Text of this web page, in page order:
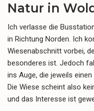
Natur in
Ich verlasse die
in Richtung Norden. Ich
Wiesenabschnitt vorbei,
besonderes ist. Jedoch
ins Auge, die jeweils
Die Wiese scheint also
und das Interesse ist